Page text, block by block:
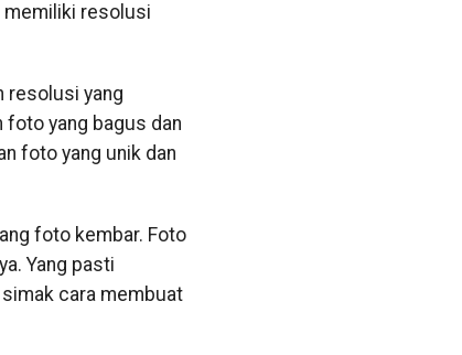
resolusi
resolusi yang
yang bagus dan
foto yang unik dan
foto kembar. Foto
Yang pasti
cara membuat